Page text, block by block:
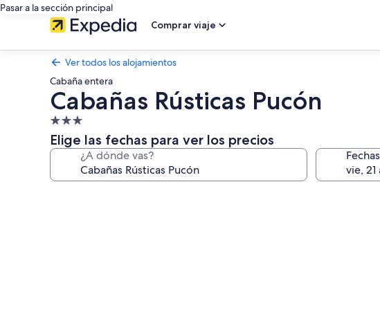
Pasar a la sección principal
Comprar viaje
Ver todos los alojamientos
Cabaña entera
Cabañas Rústicas Pucón
Alojamiento
de
3.0 estrellas
Elige las fechas para ver los precios
¿A dónde vas? Fechas